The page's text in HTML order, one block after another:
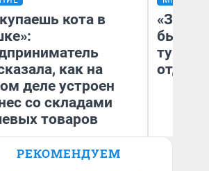
кота в
как на
деле устроен
со складами
товаров
Наталья Шорохова
«За
были
РЕКОМЕНДУЕМ